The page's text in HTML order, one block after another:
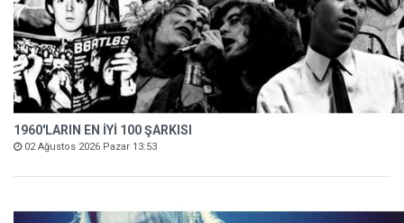
1960'LARIN EN İYİ 100 ŞARKISI
02 Ağustos 2026 Pazar 13:53